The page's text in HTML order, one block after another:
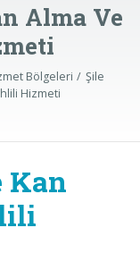
Alma Ve
Bölgeleri
Şile
Hizmeti
Kan